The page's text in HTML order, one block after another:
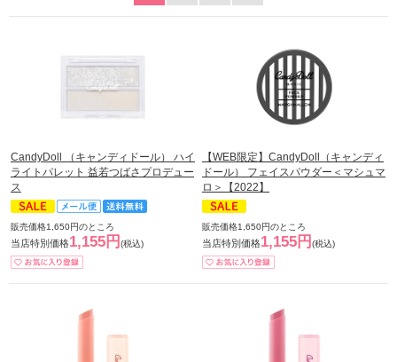
CandyDoll （キャンディドール） ハイ
ライトパレット 益若つばさプロデュー
ス
販売価格1,650円のところ
当店特別価格1,155円 (税込)
【WEB限定】CandyDoll（キャンディ
ドール） フェイスパウダー＜マシュマ
ロ＞【2022】
販売価格1,650円のところ
当店特別価格1,155円 (税込)